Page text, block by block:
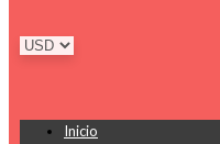
Inicio